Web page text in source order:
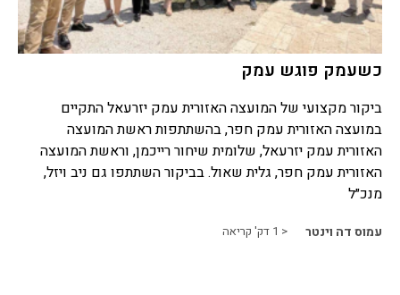
כשעמק פוגש עמק
ביקור מקצועי של המועצה האזורית עמק יזרעאל התקיים
במועצה האזורית עמק חפר, בהשתתפות ראשת המועצה
האזורית עמק יזרעאל, שלומית שיחור רייכמן, וראשת המועצה
האזורית עמק חפר, גלית שאול. בביקור השתתפו גם ניב ויזל,
מנכ״ל
עמוס דה וינטר < 1 דק' קריאה